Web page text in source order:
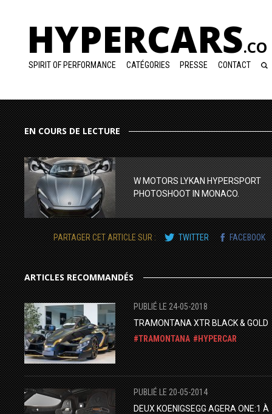
HYPERCARS.CO
SPIRIT OF PERFORMANCE CATÉGORIES PRESSE CONTACT
EN COURS DE LECTURE
W MOTORS LYKAN HYPERSPORT
PHOTOSHOOT IN MONACO.
PARTAGER CET ARTICLE SUR : TWITTER FACEBOOK
ARTICLES RECOMMANDÉS
PUBLIÉ LE 24-05-2018
TRAMONTANA XTR BLACK & GOLD
TRAMONTANA
HYPERCAR
PUBLIÉ LE 20-05-2014
DEUX KOENIGSEGG AGERA ONE:1 À